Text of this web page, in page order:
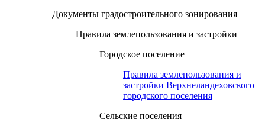
Документы градостроительного зонирования
Правила землепользования и застройки
Городское поселение
Правила землепользования и
застройки Верхнеландеховского
городского поселения
Сельские поселения